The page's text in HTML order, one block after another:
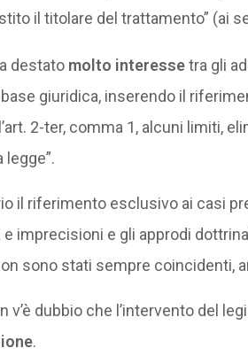
il titolare del trattamento” (ai
destato molto interessetra gli
giuridica, inserendo il
2-ter, comma 1, alcuni limiti,
legge”.
il riferimento esclusivo ai casi
e imprecisioni e gli approdi
sono stati sempre coincidenti,
v’è dubbio che l’intervento del
.